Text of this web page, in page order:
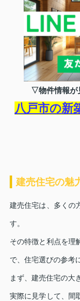
▽物件情報が
八戸市の新
建売住宅の魅
建売住宅は、多くの
す。
その特徴と利点を理
で、住宅選びの参考
まず、建売住宅の大
実際に見学して、間